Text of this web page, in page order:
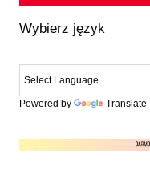
Wybierz język
Powered by Translate